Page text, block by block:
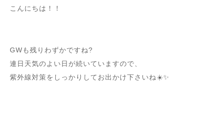
こんにちは！！
GWも残りわずかですね?
連日天気のよい日が続いていますので、
紫外線対策をしっかりしてお出かけ下さいね☀️✨